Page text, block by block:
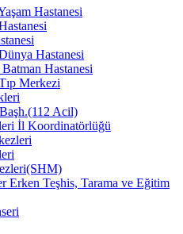
Hastanesi
Hastanesi
Hastanesi
Merkezi
Acil)
İl Koordinatörlüğü
Teşhis, Tarama ve Eğitim